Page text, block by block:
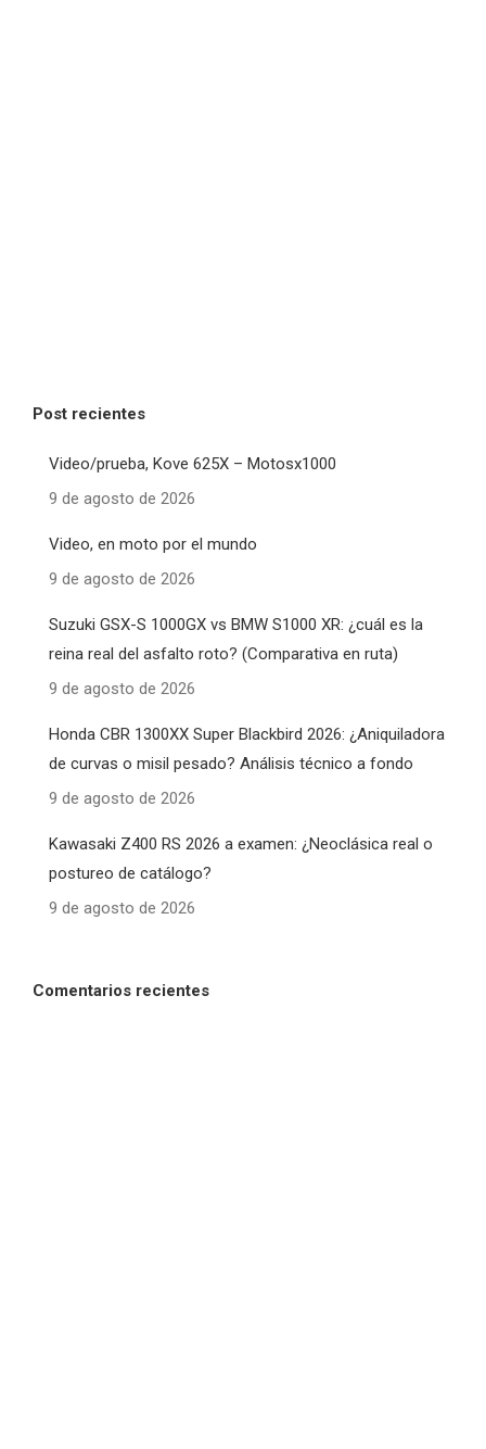
Post recientes
Video/prueba, Kove 625X – Motosx1000
9 de agosto de 2026
Video, en moto por el mundo
9 de agosto de 2026
Suzuki GSX-S 1000GX vs BMW S1000 XR: ¿cuál es la
reina real del asfalto roto? (Comparativa en ruta)
9 de agosto de 2026
Honda CBR 1300XX Super Blackbird 2026: ¿Aniquiladora
de curvas o misil pesado? Análisis técnico a fondo
9 de agosto de 2026
Kawasaki Z400 RS 2026 a examen: ¿Neoclásica real o
postureo de catálogo?
9 de agosto de 2026
Comentarios recientes